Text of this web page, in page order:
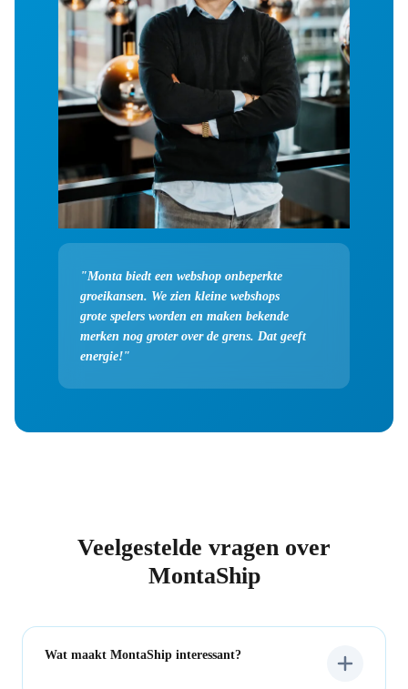
"Monta biedt een webshop onbeperkte
groeikansen. We zien kleine webshops
grote spelers worden en maken bekende
merken nog groter over de grens. Dat geeft
energie!"
Veelgestelde vragen over
MontaShip
Wat maakt MontaShip interessant?